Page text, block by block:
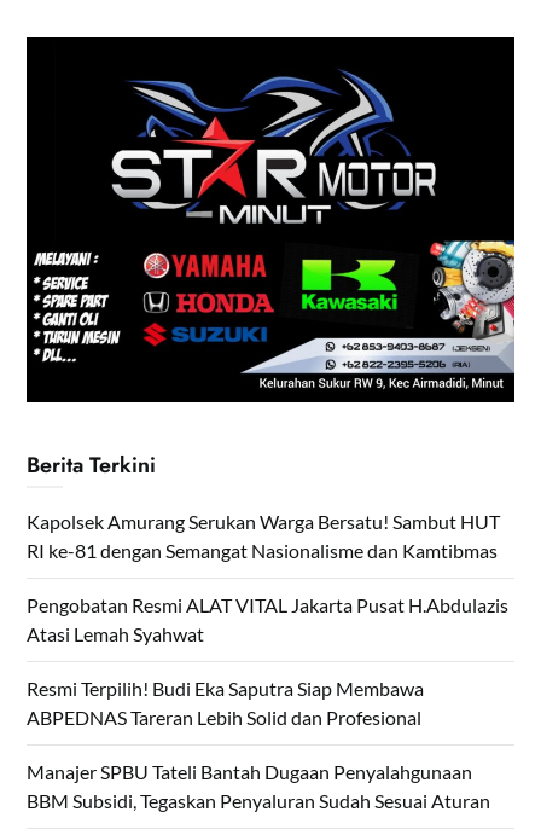
Berita Terkini
Kapolsek Amurang Serukan Warga Bersatu! Sambut HUT
RI ke-81 dengan Semangat Nasionalisme dan Kamtibmas
Pengobatan Resmi ALAT VITAL Jakarta Pusat H.Abdulazis
Atasi Lemah Syahwat
Resmi Terpilih! Budi Eka Saputra Siap Membawa
ABPEDNAS Tareran Lebih Solid dan Profesional
Manajer SPBU Tateli Bantah Dugaan Penyalahgunaan
BBM Subsidi, Tegaskan Penyaluran Sudah Sesuai Aturan